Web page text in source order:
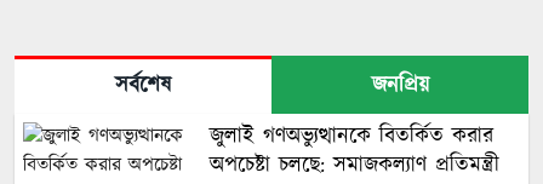
সর্বশেষ
জনপ্রিয়
জুলাই গণঅভ্যুত্থানকে বিতর্কিত করার
অপচেষ্টা চলছে: সমাজকল্যাণ প্রতিমন্ত্রী